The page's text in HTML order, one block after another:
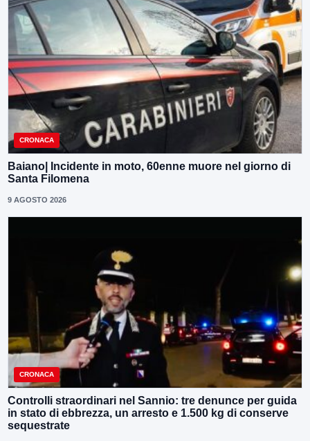
CRONACA
Baiano| Incidente in moto, 60enne muore nel giorno di
Santa Filomena
9 AGOSTO 2026
CRONACA
Controlli straordinari nel Sannio: tre denunce per guida
in stato di ebbrezza, un arresto e 1.500 kg di conserve
sequestrate